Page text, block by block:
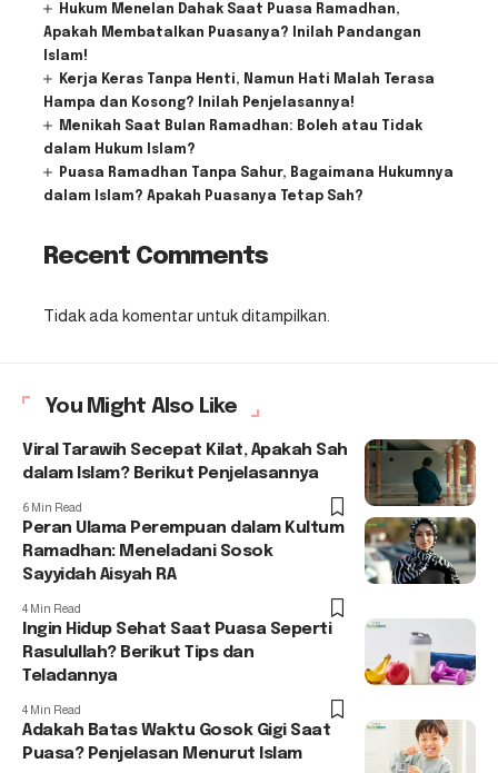
Hukum Menelan Dahak Saat Puasa Ramadhan,
Apakah Membatalkan Puasanya? Inilah Pandangan
Islam!
Kerja Keras Tanpa Henti, Namun Hati Malah Terasa
Hampa dan Kosong? Inilah Penjelasannya!
Menikah Saat Bulan Ramadhan: Boleh atau Tidak
dalam Hukum Islam?
Puasa Ramadhan Tanpa Sahur, Bagaimana Hukumnya
dalam Islam? Apakah Puasanya Tetap Sah?
Recent Comments
Tidak ada komentar untuk ditampilkan.
You Might Also Like
Viral Tarawih Secepat Kilat, Apakah Sah
dalam Islam? Berikut Penjelasannya
6 Min Read
Peran Ulama Perempuan dalam Kultum
Ramadhan: Meneladani Sosok
Sayyidah Aisyah RA
4 Min Read
Ingin Hidup Sehat Saat Puasa Seperti
Rasulullah? Berikut Tips dan
Teladannya
4 Min Read
Adakah Batas Waktu Gosok Gigi Saat
Puasa? Penjelasan Menurut Islam